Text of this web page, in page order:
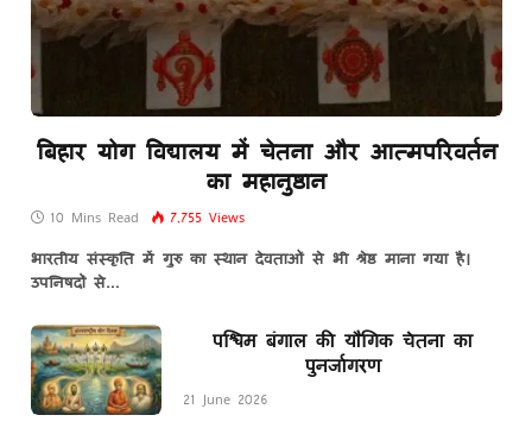
बिहार योग विद्यालय में चेतना और आत्मपरिवर्तन
का महानुष्ठान
10 Mins Read 7,755 Views
भारतीय संस्कृति में गुरु का स्थान देवताओं से भी श्रेष्ठ माना गया है।
उपनिषदों से…
पश्चिम बंगाल की यौगिक चेतना का
पुनर्जागरण
21 June 2026